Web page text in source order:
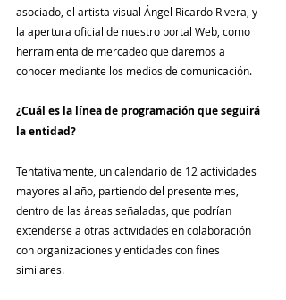
asociado, el artista visual Ángel Ricardo Rivera, y
la apertura oficial de nuestro portal Web, como
herramienta de mercadeo que daremos a
conocer mediante los medios de comunicación.
¿Cuál es la línea de programación que seguirá
la entidad?
Tentativamente, un calendario de 12 actividades
mayores al año, partiendo del presente mes,
dentro de las áreas señaladas, que podrían
extenderse a otras actividades en colaboración
con organizaciones y entidades con fines
similares.